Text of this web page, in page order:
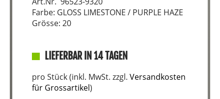
Farbe: GLOSS LIMESTONE / PURPLE HAZE
Grösse: 20
LIEFERBAR IN 14 TAGEN
pro Stück (inkl. MwSt. zzgl. Versandkosten
für Grossartikel)